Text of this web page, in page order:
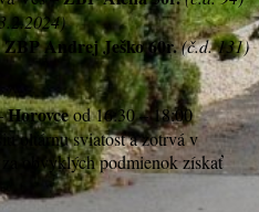
ZBP Andrej Ješko 60r.(č.d. 131)
Horovceod 16:30 – 18:00
oltárnu sviatosť a zotrvá v
obvyklých podmienok získať